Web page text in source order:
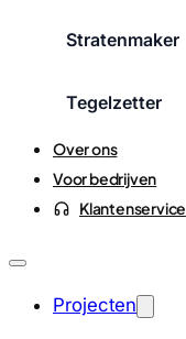
Stratenmaker
Tegelzetter
Over ons
Voor bedrijven
Klantenservice
Projecten